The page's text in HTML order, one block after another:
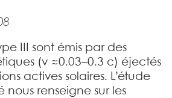
III sont émis par des
(v ≈0.03–0.3 c) éjectés
actives solaires. L’étude
nous renseigne sur les